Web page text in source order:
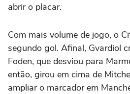
abrir o placar.
Com mais volume de jogo, o
segundo gol. Afinal, Gvardiol
Foden, que desviou para
então, girou em cima de
ampliar o marcador em